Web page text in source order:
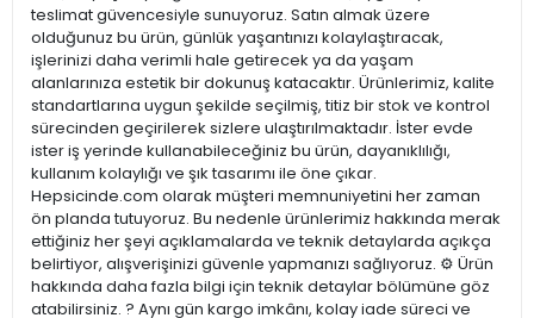
teslimat güvencesiyle sunuyoruz. Satın almak üzere
olduğunuz bu ürün, günlük yaşantınızı kolaylaştıracak,
işlerinizi daha verimli hale getirecek ya da yaşam
alanlarınıza estetik bir dokunuş katacaktır. Ürünlerimiz, kalite
standartlarına uygun şekilde seçilmiş, titiz bir stok ve kontrol
sürecinden geçirilerek sizlere ulaştırılmaktadır. İster evde
ister iş yerinde kullanabileceğiniz bu ürün, dayanıklılığı,
kullanım kolaylığı ve şık tasarımı ile öne çıkar.
Hepsicinde.com olarak müşteri memnuniyetini her zaman
ön planda tutuyoruz. Bu nedenle ürünlerimiz hakkında merak
ettiğiniz her şeyi açıklamalarda ve teknik detaylarda açıkça
belirtiyor, alışverişinizi güvenle yapmanızı sağlıyoruz. ⚙️ Ürün
hakkında daha fazla bilgi için teknik detaylar bölümüne göz
atabilirsiniz. ? Aynı gün kargo imkânı, kolay iade süreci ve